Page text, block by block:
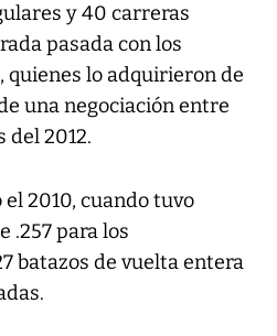
y 40 carreras
pasada con los
quienes lo adquirieron de
una negociación entre
del 2012.
2010, cuando tuvo
.257 para los
batazos de vuelta entera